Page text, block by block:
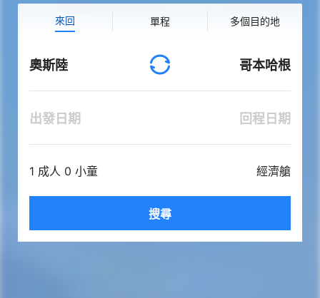
來回 單程 多個目的地
奧斯陸 哥本哈根
出發日期 回程日期
1 成人 0 小童 經濟艙
搜尋